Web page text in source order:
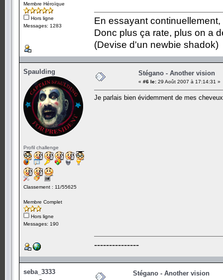
Membre Héroïque
Hors ligne
Messages: 1283
En essayant
Donc plus ça rate, plus on a
(Devise d'un newbie shadok)
Spaulding
Profil challenge
Classement : 11/55625
Membre Complet
Hors ligne
Messages: 190
Stégano - Another vision
« #6 le: 29 Août 2007 à 17:14:31 »
Je parlais bien évidemment de mes
---------------
seba_3333 Stégano - Another vision